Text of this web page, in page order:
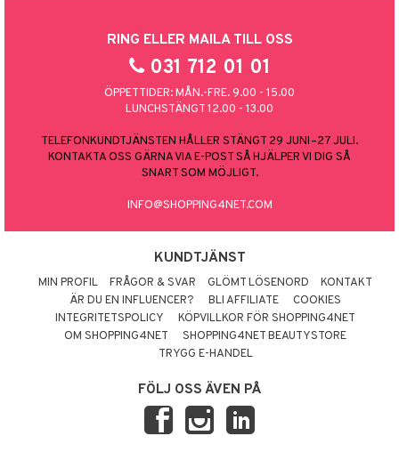
RING ELLER MAILA TILL OSS
031 712 01 01
ÖPPETTIDER: MÅN.-FRE. 9.00 - 15.00
LUNCHSTÄNGT 12.00 - 13.00
TELEFONKUNDTJÄNSTEN HÅLLER STÄNGT 29 JUNI–27 JULI.
KONTAKTA OSS GÄRNA VIA E-POST SÅ HJÄLPER VI DIG SÅ
SNART SOM MÖJLIGT.
INFO@SHOPPING4NET.COM
KUNDTJÄNST
MIN PROFIL FRÅGOR & SVAR GLÖMT LÖSENORD
KONTAKT
ÄR DU EN INFLUENCER?
BLI AFFILIATE
COOKIES
INTEGRITETSPOLICY
KÖPVILLKOR FÖR SHOPPING4NET
OM SHOPPING4NET
SHOPPING4NET BEAUTYSTORE
TRYGG E-HANDEL
FÖLJ OSS ÄVEN PÅ